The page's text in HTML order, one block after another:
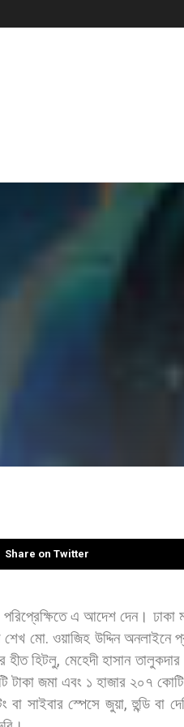
Share on Twitter
পরিপ্রেক্ষিতে এ আদেশ দেন। ঢাকা
শেখ মো.ওয়াজিহ উদ্দিন অনলাইনে
হীত হিটলু, মেহেদী হাসান তালুকদার
টাকা জমা এবং ১ হাজার ২০৭ কোটি
বা সাইবার স্পেসে জুয়া,হুন্ডি বা